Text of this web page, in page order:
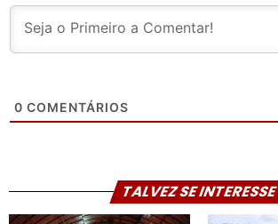
0 COMENTÁRIOS
TALVEZ SE INTERESSE